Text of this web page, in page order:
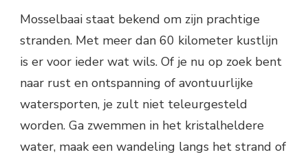
Mosselbaai staat bekend om zijn prachtige
stranden. Met meer dan 60 kilometer kustlijn
is er voor ieder wat wils. Of je nu op zoek bent
naar rust en ontspanning of avontuurlijke
watersporten, je zult niet teleurgesteld
worden. Ga zwemmen in het kristalheldere
water, maak een wandeling langs het strand of